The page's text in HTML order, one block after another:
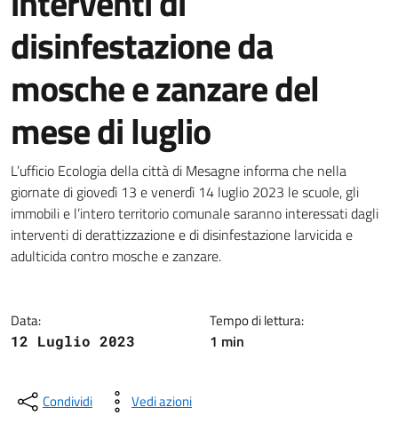
disinfestazione da
mosche e zanzare del
mese di luglio
Dettagli della notizia
L’ufficio Ecologia della città di Mesagne informa che nella
giornate di giovedì 13 e venerdì 14 luglio 2023 le scuole, gli
immobili e l’intero territorio comunale saranno interessati dagli
interventi di derattizzazione e di disinfestazione larvicida e
adulticida contro mosche e zanzare.
Data:
12 Luglio 2023
Tempo di lettura:
1 min
Condividi Vedi azioni